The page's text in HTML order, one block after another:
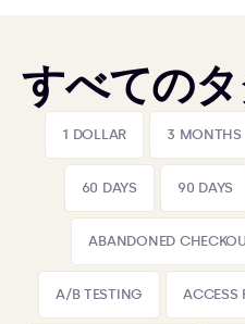
すべての
1 DOLLAR 3 MONTHS
60 DAYS 90 DAYS
ABANDONED
A/B TESTING ACCESS